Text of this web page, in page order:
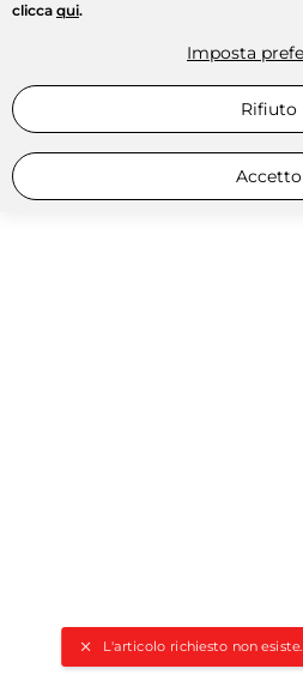
L'articolo richiesto non esiste.
clicca qui.
Imposta
Rifiuto
Accetto